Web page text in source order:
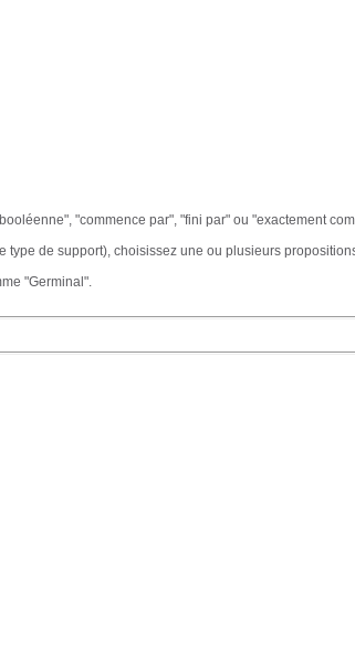
"commence par", "fini par" ou "exactement
de support), choisissez une ou plusieurs
"Germinal".